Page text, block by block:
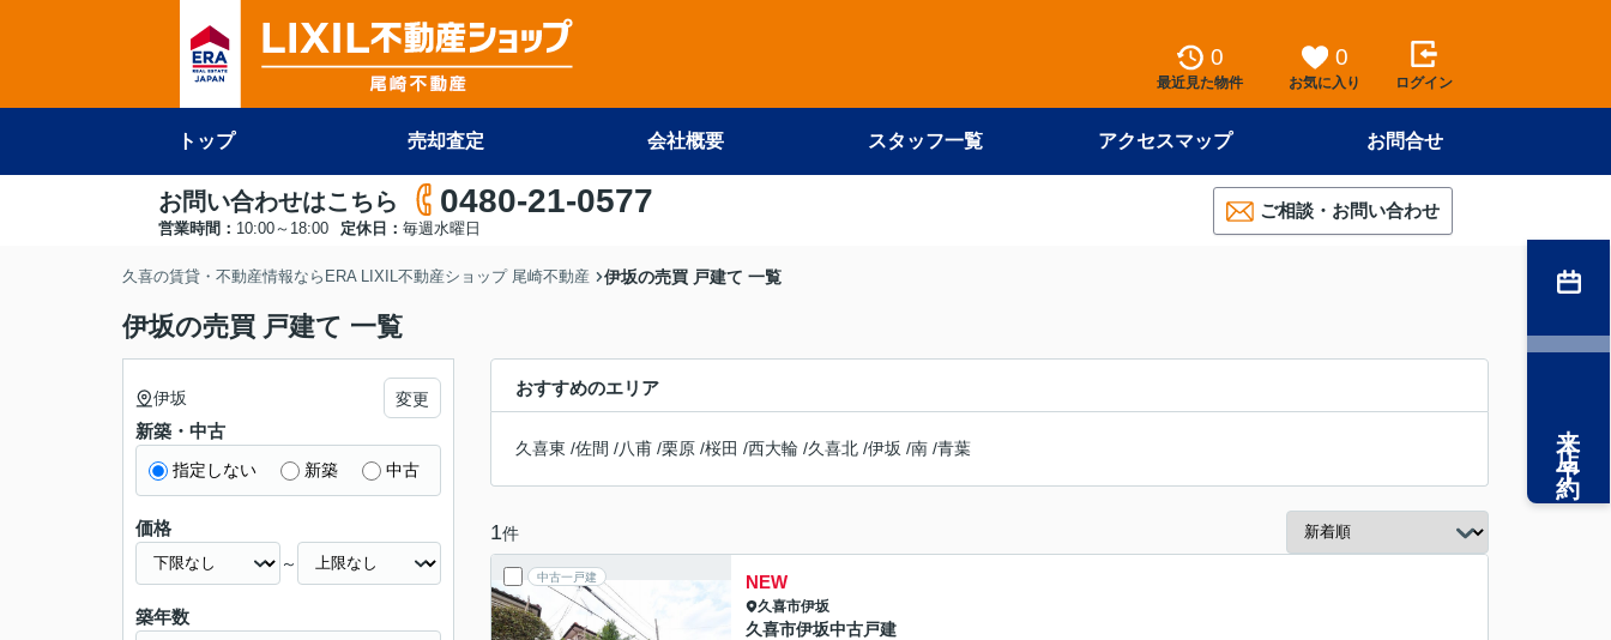
0
最近見た物件
0
お気に入り ログイン
トップ 売却査定 会社概要 スタッフ一覧 アクセスマップ お問合せ
お問い合わせはこちら 0480-21-0577
営業時間： 10:00～18:00 定休日： 毎週水曜日
ご相談・お問い合わせ
久喜の賃貸・不動産情報ならERA LIXIL不動産ショップ 尾崎不動産 伊坂の売買 戸建て 一覧
伊坂の売買 戸建て 一覧
おすすめのエリア
久喜東 /佐間 /八甫 /栗原 /桜田 /西大輪 /久喜北 /伊坂 /南 /青葉
1件
中古一戸建 NEW
久喜市伊坂
久喜市伊坂中古戸建
伊坂 変更
新築・中古
指定しない 新築 中古
価格
～
築年数
来店予約